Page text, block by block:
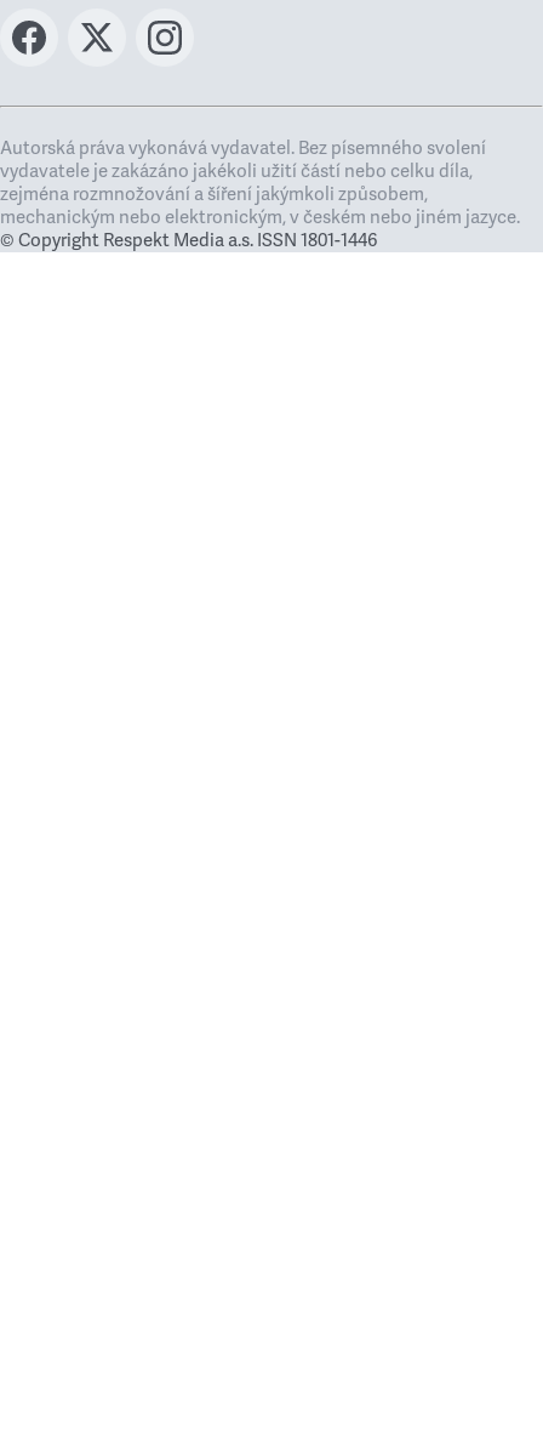
Autorská práva vykonává vydavatel. Bez písemného svolení
vydavatele je zakázáno jakékoli užití částí nebo celku díla,
zejména rozmnožování a šíření jakýmkoli způsobem,
mechanickým nebo elektronickým, v českém nebo jiném jazyce.
© Copyright Respekt Media a.s. ISSN 1801-1446